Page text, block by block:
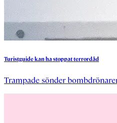
Turistguidekanhastoppatterrordåd
Trampade sönder